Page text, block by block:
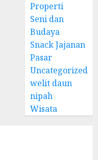
Properti
Seni dan
Budaya
Snack Jajanan
Pasar
Uncategorized
welit daun
nipah
Wisata